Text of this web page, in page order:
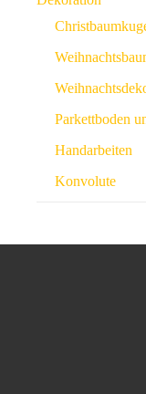
Parkettboden
Handarbeiten
Konvolute